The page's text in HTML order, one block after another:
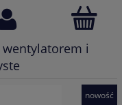
wentylatorem i
nowość